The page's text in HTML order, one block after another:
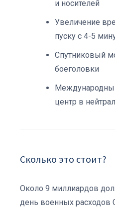
и носителей
Увеличение
пуску с 4-5
Спутниковый
боеголовки
центр в
Сколько это стоит?
Около 9 миллиардов
день военных расходов